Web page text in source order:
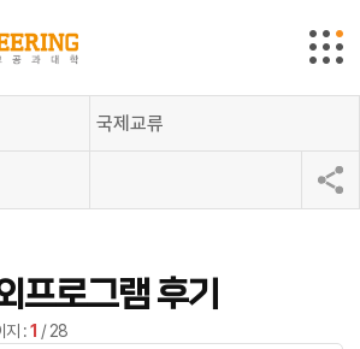
국제교류
프로그램 후기
지 :1 / 28